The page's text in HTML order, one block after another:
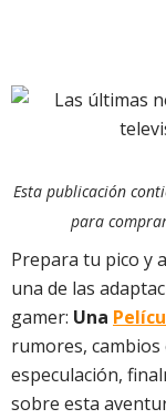
Esta publicación
para
Prepara tu pico y
una de las
gamer: Una
rumores,
especulación,
sobre esta